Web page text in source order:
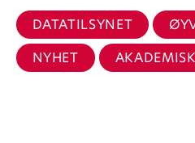
DATATILSYNET
NYHET